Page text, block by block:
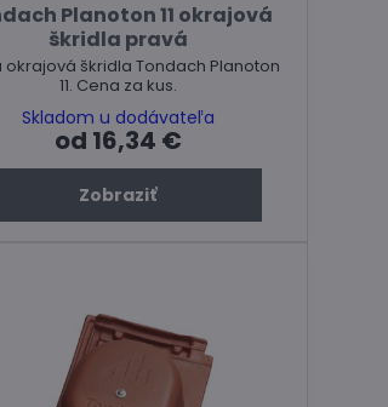
Planoton 11 okrajová
škridla pravá
okrajová škridla Tondach Planoton
11. Cena za kus.
Skladom u dodávateľa
od 16,34 €
Zobraziť